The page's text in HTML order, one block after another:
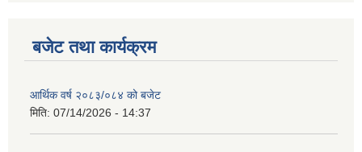
बजेट तथा कार्यक्रम
आर्थिक वर्ष २०८३/०८४ को बजेट
मिति: 07/14/2026 - 14:37